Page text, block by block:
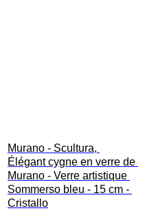
Murano - Scultura,
Élégant cygne en verre de
Murano - Verre artistique
Sommerso bleu - 15 cm -
Cristallo